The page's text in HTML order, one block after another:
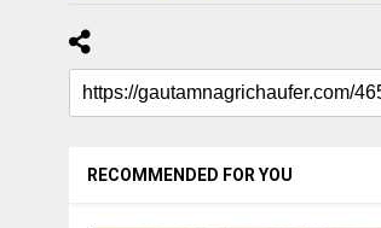
RECOMMENDED FOR YOU